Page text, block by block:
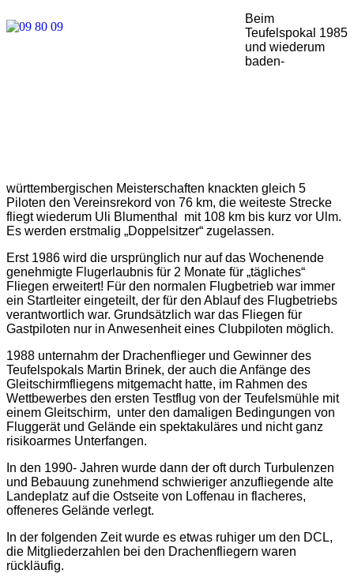
Beim
Teufelspokal 1985
und wiederum
baden-
württembergischen Meisterschaften knackten gleich 5
Piloten den Vereinsrekord von 76 km, die weiteste Strecke
fliegt wiederum Uli Blumenthal mit 108 km bis kurz vor Ulm.
Es werden erstmalig „Doppelsitzer“ zugelassen.
Erst 1986 wird die ursprünglich nur auf das Wochenende
genehmigte Flugerlaubnis für 2 Monate für „tägliches“
Fliegen erweitert! Für den normalen Flugbetrieb war immer
ein Startleiter eingeteilt, der für den Ablauf des Flugbetriebs
verantwortlich war. Grundsätzlich war das Fliegen für
Gastpiloten nur in Anwesenheit eines Clubpiloten möglich.
1988 unternahm der Drachenflieger und Gewinner des
Teufelspokals Martin Brinek, der auch die Anfänge des
Gleitschirmfliegens mitgemacht hatte, im Rahmen des
Wettbewerbes den ersten Testflug von der Teufelsmühle mit
einem Gleitschirm, unter den damaligen Bedingungen von
Fluggerät und Gelände ein spektakuläres und nicht ganz
risikoarmes Unterfangen.
In den 1990- Jahren wurde dann der oft durch Turbulenzen
und Bebauung zunehmend schwieriger anzufliegende alte
Landeplatz auf die Ostseite von Loffenau in flacheres,
offeneres Gelände verlegt.
In der folgenden Zeit wurde es etwas ruhiger um den DCL,
die Mitgliederzahlen bei den Drachenfliegern waren
rückläufig.